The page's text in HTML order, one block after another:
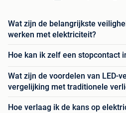
Wat zijn de belangrijkste
werken met elektriciteit?
Hoe kan ik zelf een stopcontact
Wat zijn de voordelen van LED-
vergelijking met traditionele
Hoe verlaag ik de kans op